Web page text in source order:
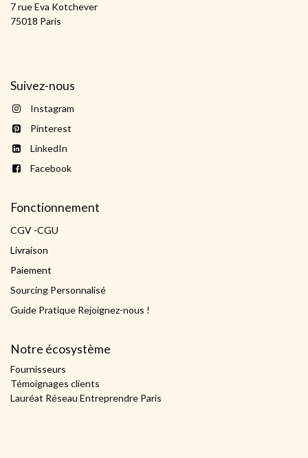
7 rue Eva Kotchever
75018 Paris
Suivez-nous
Instagram
Pinterest
LinkedIn
Facebook
Fonctionnement
CGV -CGU
Livraison
Paiement
Sourcing Personnalisé
Guide Pratique Rejoignez-nous !
Notre écosystème
Fournisseurs
Témoignages clients
Lauréat Réseau Entreprendre Paris